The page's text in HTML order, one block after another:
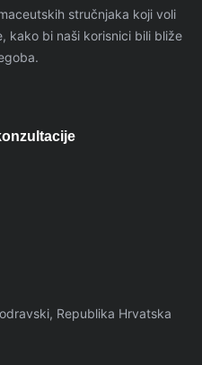
stručnjaka koji voli
kako bi naši korisnici bili bliže
Republika Hrvatska